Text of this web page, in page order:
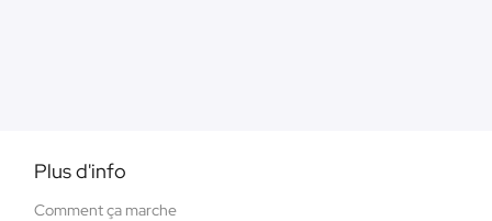
Plus d'info
Comment ça marche